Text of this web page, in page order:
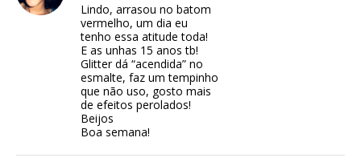
Lindo, arrasou no batom
vermelho, um dia eu
tenho essa atitude toda!
E as unhas 15 anos tb!
Glitter dá “acendida” no
esmalte, faz um tempinho
que não uso, gosto mais
de efeitos perolados!
Beijos
Boa semana!